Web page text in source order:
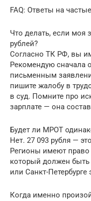
FAQ: Ответы на
Что делать, если моя
рублей?
Согласно ТК РФ, вы
Рекомендую сначала
письменным
пишите жалобу в
в суд. Помните про
зарплате — она
Будет ли МРОТ
Нет. 27 093 рубля —
Регионы имеют
который должен
или Санкт-
Когда именно